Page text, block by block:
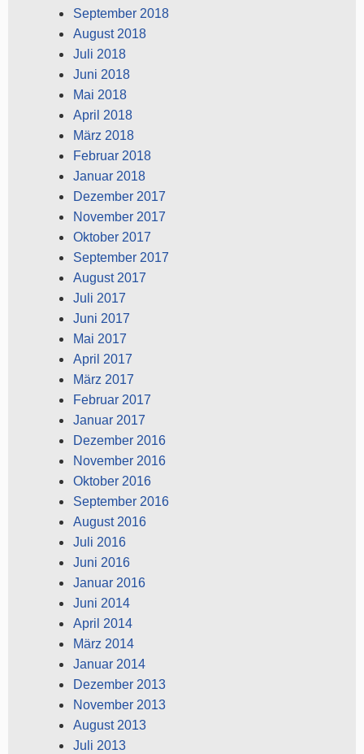
September 2018
August 2018
Juli 2018
Juni 2018
Mai 2018
April 2018
März 2018
Februar 2018
Januar 2018
Dezember 2017
November 2017
Oktober 2017
September 2017
August 2017
Juli 2017
Juni 2017
Mai 2017
April 2017
März 2017
Februar 2017
Januar 2017
Dezember 2016
November 2016
Oktober 2016
September 2016
August 2016
Juli 2016
Juni 2016
Januar 2016
Juni 2014
April 2014
März 2014
Januar 2014
Dezember 2013
November 2013
August 2013
Juli 2013